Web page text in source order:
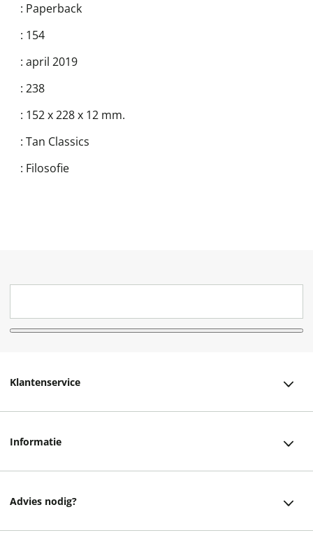
: Paperback
: 154
: april 2019
: 238
: 152 x 228 x 12 mm.
: Tan Classics
: Filosofie
Klantenservice
Informatie
Advies nodig?